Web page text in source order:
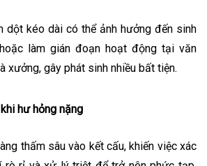
dột kéo dài có thể ảnh hưởng đến sinh
làm gián đoạn hoạt động tại văn
xưởng, gây phát sinh nhiều bất tiện.
hư hỏng nặng
thấm sâu vào kết cấu, khiến việc xác